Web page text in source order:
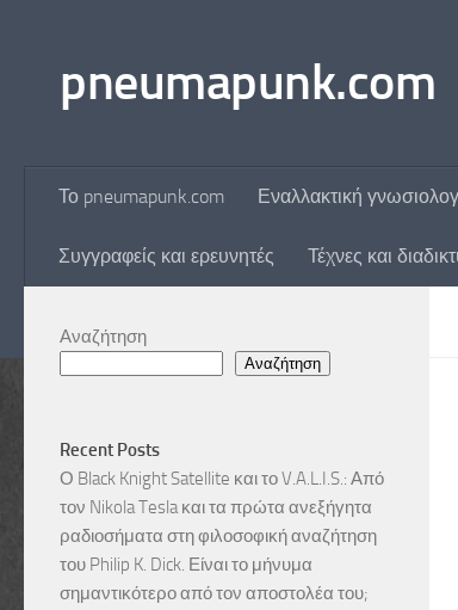
pneumapunk.com
Το pneumapunk.com Εναλλακτική
Συγγραφείς και ερευνητές Τέχνες και
Αναζήτηση
Αναζήτηση
Recent Posts
Ο Black Knight Satellite και το V.A.L.I.S.: Από
τον Nikola Tesla και τα πρώτα ανεξήγητα
ραδιοσήματα στη φιλοσοφική αναζήτηση
του Philip K. Dick. Είναι το μήνυμα
σημαντικότερο από τον αποστολέα του;